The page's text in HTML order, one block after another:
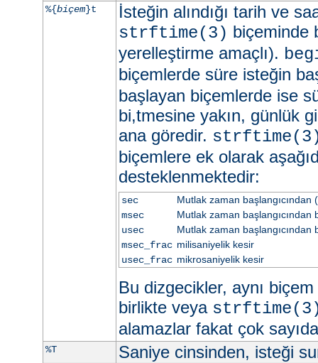
%{biçem}t
İsteğin alındığı tarih ve
strftime(3) biçeminde
yerelleştirme amaçlı).
biçemlerde süre isteğin
başlayan biçemlerde ise
bi,tmesine yakın, günlük
ana göredir.
biçemlere ek olarak
desteklenmektedir:
sec
Mutlak zaman başlangıcından
msec
Mutlak zaman başlangıcından
usec
Mutlak zaman başlangıcından
msec_frac milisaniyelik kesir
usec_frac mikrosaniyelik kesir
Bu dizgecikler, aynı
birlikte veya
alamazlar fakat çok
%T Saniye cinsinden, isteği